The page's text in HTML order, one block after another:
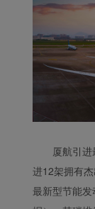
厦航引
进12架拥有
最新型节能